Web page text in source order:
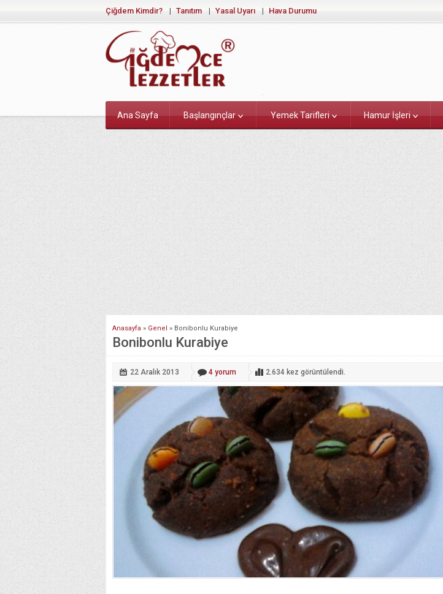
Çiğdem Kimdir? Tanıtım Yasal Uyarı Hava Durumu
Ana Sayfa Başlangınçlar Yemek Tarifleri Hamur İşleri
Anasayfa » Genel » Bonibonlu Kurabiye
Bonibonlu Kurabiye
22 Aralık 2013 4 yorum 2.634 kez görüntülendi.